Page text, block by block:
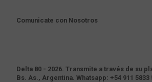
Comunicate con Nosotros
Delta 80 - 2026. Transmite a través de su
Bs. As., Argentina. Whatsapp: +54 911